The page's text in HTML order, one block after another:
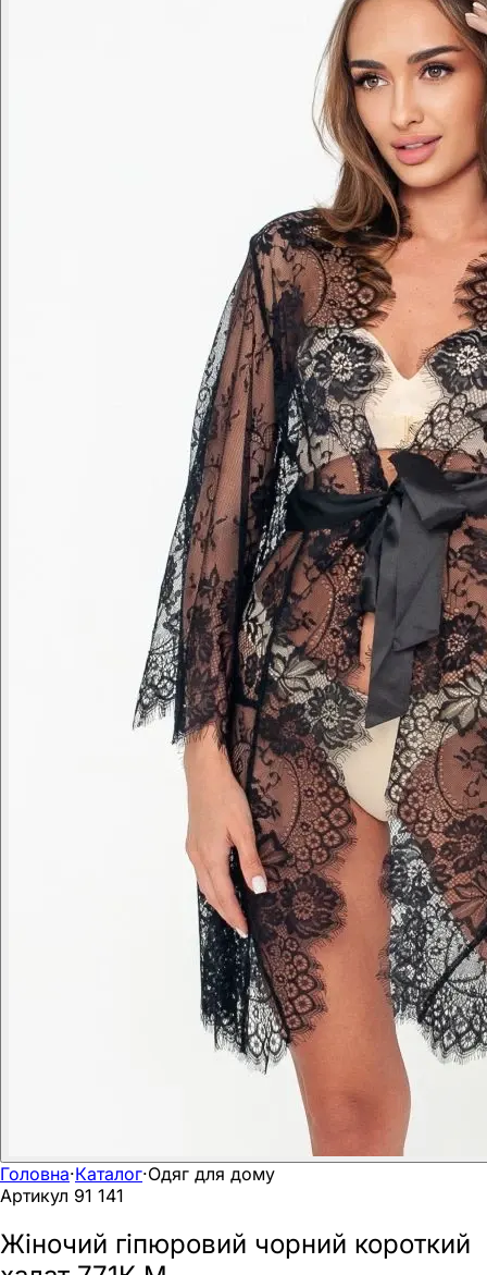
Головна·Каталог·Одяг для дому
Артикул 91 141
Жіночий гіпюровий чорний короткий